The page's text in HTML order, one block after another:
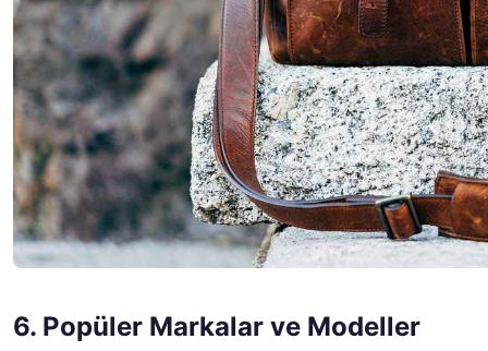
6. Popüler Markalar ve Modeller